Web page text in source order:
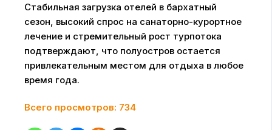
Стабильная загрузка отелей в бархатный
сезон, высокий спрос на санаторно-курортное
лечение и стремительный рост турпотока
подтверждают, что полуостров остается
привлекательным местом для отдыха в любое
время года.
Всего просмотров: 734